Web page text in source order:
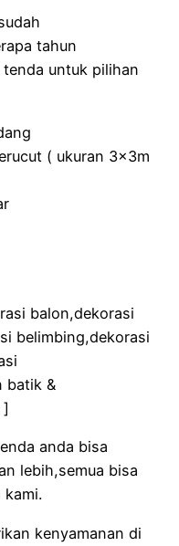
tahun
untuk pilihan
( ukuran 3x3m
balon,dekorasi
belimbing,dekorasi
batik &
]
anda bisa
lebih,semua bisa
kami.
kenyamanan di